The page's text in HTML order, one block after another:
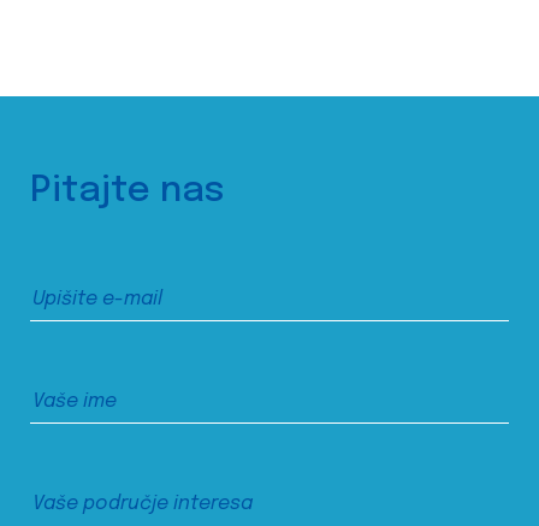
Pitajte nas